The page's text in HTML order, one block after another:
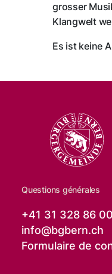
grosser
Klangwelt
Es ist keine
Questions générales
+41 31 328 86 00
info@bgbern.ch
Formulaire de